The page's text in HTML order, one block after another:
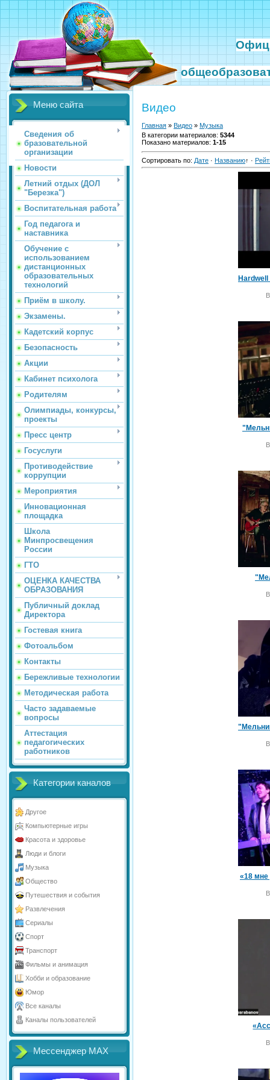
Меню сайта
Сведения об
бразовательной
организации
Новости
Летний отдых (ДОЛ
"Березка")
Воспитательная работа
Год педагога и
наставника
Обучение с
использованием
дистанционных
образовательных
технологий
Приём в школу.
Экзамены.
Кадетский корпус
Безопасность
Акции
Кабинет психолога
Родителям
Олимпиады, конкурсы,
проекты
Пресс центр
Госуслуги
Противодействие
коррупции
Мероприятия
Инновационная
площадка
Школа
Минпросвещения
России
ГТО
ОЦЕНКА КАЧЕСТВА
ОБРАЗОВАНИЯ
Публичный доклад
Директора
Гостевая книга
Фотоальбом
Контакты
Бережливые технологии
Методическая работа
Часто задаваемые
вопросы
Аттестация
педагогических
работников
Категории каналов
Другое
Компьютерные игры
Красота и здоровье
Люди и блоги
Музыка
Общество
Путешествия и события
Развлечения
Сериалы
Спорт
Транспорт
Фильмы и анимация
Хобби и образование
Юмор
Все каналы
Каналы пользователей
Мессенджер МАХ
Видео
Главная » Видео » Музыка
В категории материалов: 5344
Показано материалов: 1-15
Сортировать по: Дате · Названию↑ ·
«18 мне